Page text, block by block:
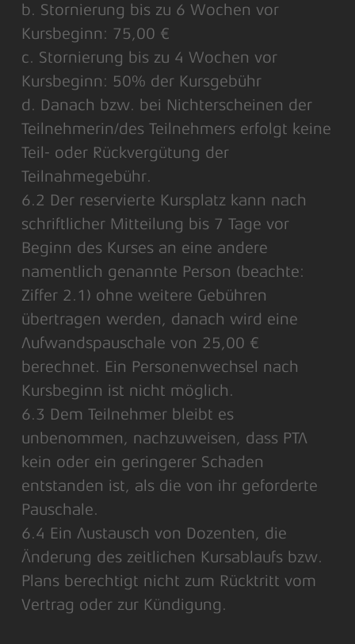
b. Stornierung bis zu 6 Wochen vor
Kursbeginn: 75,00 €
c. Stornierung bis zu 4 Wochen vor
Kursbeginn: 50% der Kursgebühr
d. Danach bzw. bei Nichterscheinen der
Teilnehmerin/des Teilnehmers erfolgt keine
Teil- oder Rückvergütung der
Teilnahmegebühr.
6.2 Der reservierte Kursplatz kann nach
schriftlicher Mitteilung bis 7 Tage vor
Beginn des Kurses an eine andere
namentlich genannte Person (beachte:
Ziffer 2.1) ohne weitere Gebühren
übertragen werden, danach wird eine
Aufwandspauschale von 25,00 €
berechnet. Ein Personenwechsel nach
Kursbeginn ist nicht möglich.
6.3 Dem Teilnehmer bleibt es
unbenommen, nachzuweisen, dass PTA
kein oder ein geringerer Schaden
entstanden ist, als die von ihr geforderte
Pauschale.
6.4 Ein Austausch von Dozenten, die
Änderung des zeitlichen Kursablaufs bzw.
Plans berechtigt nicht zum Rücktritt vom
Vertrag oder zur Kündigung.